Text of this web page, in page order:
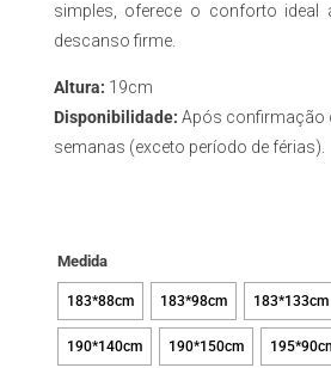
simples, oferece o conforto ideal
descanso firme.
Altura: 19cm
Disponibilidade: Após confirmação
semanas (exceto período de férias).
Medida
183*88cm 183*98cm 183*133cm
190*140cm 190*150cm